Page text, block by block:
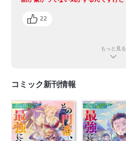
22
もっと見る
コミック新刊情報